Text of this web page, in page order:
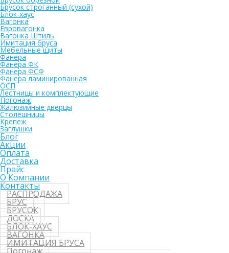
Брусок строганный (сухой)
Блок-хаус
Вагонка
Евровагонка
Вагонка Штиль
Имитация бруса
Мебельные щиты
Фанера
Фанера ФК
Фанера ФСФ
Фанера ламинированная
ОСП
Лестницы и комплектующие
Погонаж
Жалюзийные дверцы
Столешницы
Крепеж
Заглушки
Блог
Акции
Оплата
Доставка
Прайс
О Компании
Контакты
РАСПРОДАЖА
БРУС
БРУСОК
ДОСКА
БЛОК-ХАУС
ВАГОНКА
ИМИТАЦИЯ БРУСА